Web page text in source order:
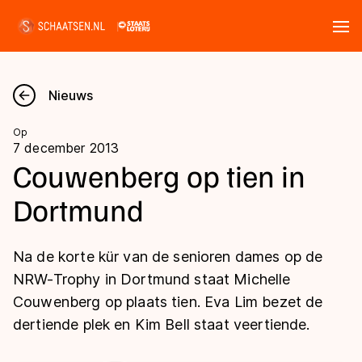
Nieuws
Kalender
Disciplines
Langebaan
Shorttrack
Inlineskaten
Uitslagen
Langebaan
Shorttrack
Tijden & historie
Nieuws
Op
7 december 2013
Couwenberg op tien in
Dortmund
Na de korte kür van de senioren dames op de
NRW-Trophy in Dortmund staat Michelle
Couwenberg op plaats tien. Eva Lim bezet de
dertiende plek en Kim Bell staat veertiende.